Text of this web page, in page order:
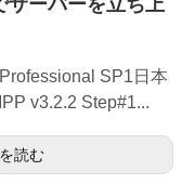
ーバーを立ち上
SP1日本
v3.2.2 Step#1...
読む